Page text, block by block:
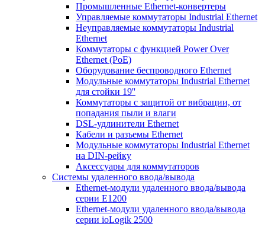
Промышленные Ethernet-конвертеры
Управляемые коммутаторы Industrial Ethernet
Неуправляемые коммутаторы Industrial
Ethernet
Коммутаторы с функцией Power Over
Ethernet (PoE)
Оборудование беспроводного Ethernet
Модульные коммутаторы Industrial Ethernet
для стойки 19''
Коммутаторы с защитой от вибрации, от
попадания пыли и влаги
DSL-удлинители Ethernet
Кабели и разъемы Ethernet
Модульные коммутаторы Industrial Ethernet
на DIN-рейку
Аксессуары для коммутаторов
Системы удаленного ввода/вывода
Ethernet-модули удаленного ввода/вывода
серии E1200
Ethernet-модули удаленного ввода/вывода
серии ioLogik 2500